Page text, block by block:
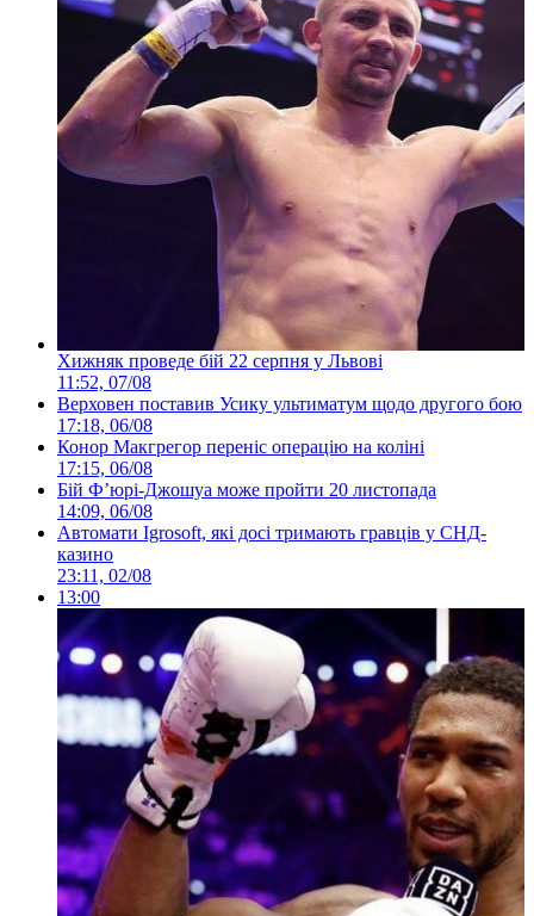
Хижняк проведе бій 22 серпня у Львові
11:52, 07/08
Верховен поставив Усику ультиматум щодо другого бою
17:18, 06/08
Конор Макгрегор переніс операцію на коліні
17:15, 06/08
Бій Ф’юрі-Джошуа може пройти 20 листопада
14:09, 06/08
Автомати Igrosoft, які досі тримають гравців у СНД-
казино
23:11, 02/08
13:00